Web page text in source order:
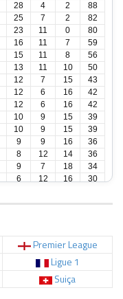
28 4 2
88
25 7 2
82
23 11 0
80
16 11 7
59
15 11 8
56
13 11 10
50
12 7 15
43
12 6 16
42
12 6 16
42
10 9 15
39
10 9 15
39
9 9 16
36
8 12 14
36
9 7 18
34
6 12 16
30
6 10 18
28
Premier League
Ligue 1
Suiça